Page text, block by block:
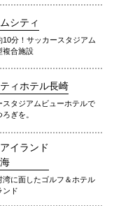
シティ
分！サッカースタジアム
複合施設
ィホテル長崎
スタジアムビューホテルで
ぎを。
イランド
湾に面したゴルフ＆ホテル
ンド